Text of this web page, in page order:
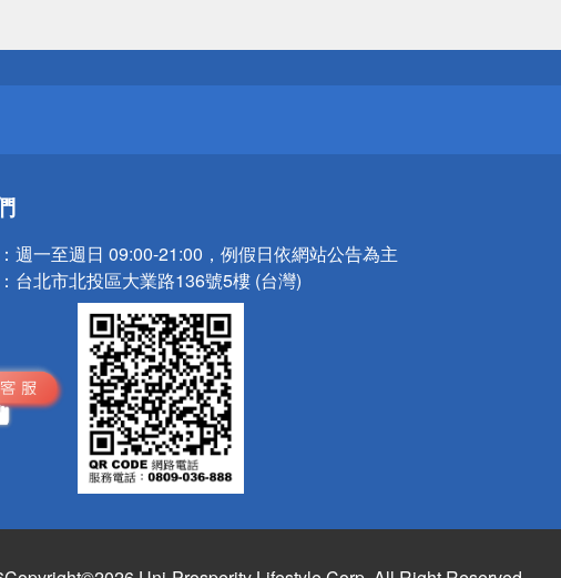
週一至週日 09:00-21:00，例假日依網站公告為主
台北市北投區大業路136號5樓 (台灣)